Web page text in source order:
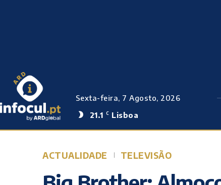
Sexta-feira, 7 Agosto, 2026
21.1 C Lisboa
ACTUALIDADE TELEVISÃO